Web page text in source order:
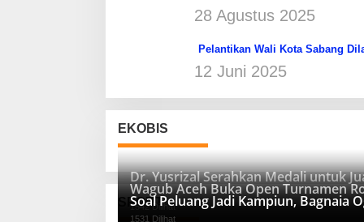
28 Agustus 2025
Pelantikan Wali Kota Sabang
12 Juni 2025
EKOBIS
SPORT
Dr. Yusrizal Serahkan Medali untuk
1542 Dilihat
Wagub Aceh Buka Open Turnamen
1531 Dilihat
Soal Peluang Jadi Kampiun, Bagnaia